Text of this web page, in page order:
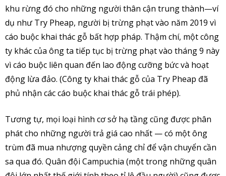
khu rừng đó cho những người thân cận trung thành—ví
dụ như Try Pheap, người bị trừng phạt vào năm 2019 vì
cáo buộc khai thác gỗ bất hợp pháp. Thậm chí, một công
ty khác của ông ta tiếp tục bị trừng phạt vào tháng 9 này
vì cáo buộc liên quan đến lao động cưỡng bức và hoạt
động lừa đảo. (Công ty khai thác gỗ của Try Pheap đã
phủ nhận các cáo buộc khai thác gỗ trái phép).
Tương tự, mọi loại hình cơ sở hạ tầng cũng được phân
phát cho những người trả giá cao nhất — có một ông
trùm đã mua nhượng quyền cảng chỉ để vận chuyển cần
sa qua đó. Quân đội Campuchia (một trong những quân